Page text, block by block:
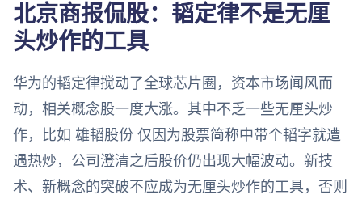
北京商报侃股：韬定律不是无厘
头炒作的工具
华为的韬定律搅动了全球芯片圈，资本市场闻风而
动，相关概念股一度大涨。其中不乏一些无厘头炒
作，比如 雄韬股份 仅因为股票简称中带个韬字就遭
遇热炒，公司澄清之后股价仍出现大幅波动。新技
术、新概念的突破不应成为无厘头炒作的工具，否则